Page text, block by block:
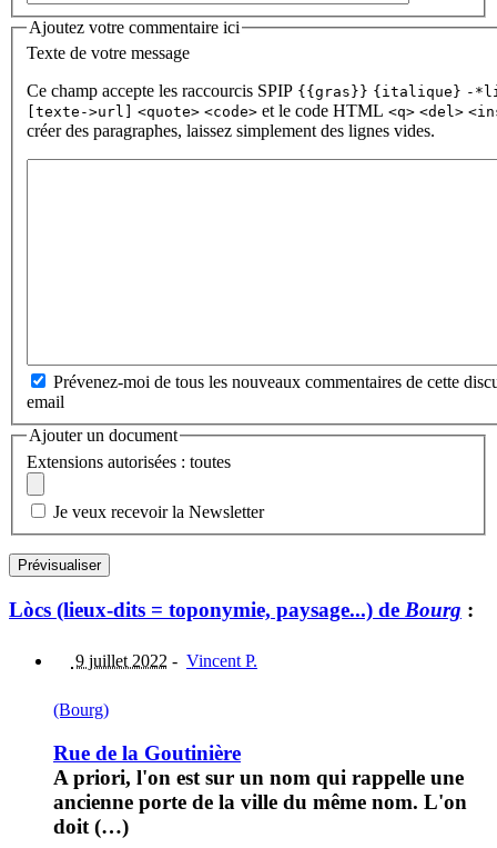
Ajoutez votre commentaire ici
Texte de votre message
Ce champ accepte les raccourcis SPIP {{gras}} {italique} -
[texte->url]
<quote> <code> et le code HTML <q> <del>
créer des paragraphes, laissez simplement des lignes vides.
Prévenez-moi de tous les nouveaux commentaires de cette
email
Ajouter un document
Extensions autorisées : toutes
Je veux recevoir la Newsletter
Lòcs (lieux-dits = toponymie, paysage...) de Bourg :
9 juillet 2022 - Vincent P.
(Bourg)
Rue de la Goutinière
A priori, l'on est sur un nom qui rappelle une
ancienne porte de la ville du même nom. L'on
doit (…)